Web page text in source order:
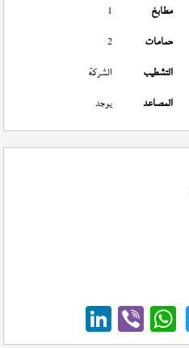
مطابخ
1
حمامات
2
التشطيب
الشركة
المصاعد يوجد